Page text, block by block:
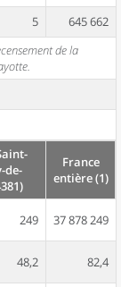
5
645 662
de la
de-
France
entière (1)
249 37 878 249
48,2 82,4